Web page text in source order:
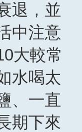
退，並
中注意
大較常
水喝太
、一直
期下來